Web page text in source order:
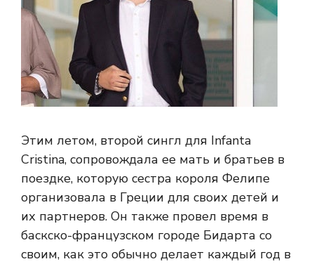
Этим летом, второй сингл для Infanta
Cristina, сопровождала ее мать и братьев в
поездке, которую сестра короля Фелипе
организовала в Греции для своих детей и
их партнеров. Он также провел время в
баскско-французском городе Бидарта со
своим, как это обычно делает каждый год в